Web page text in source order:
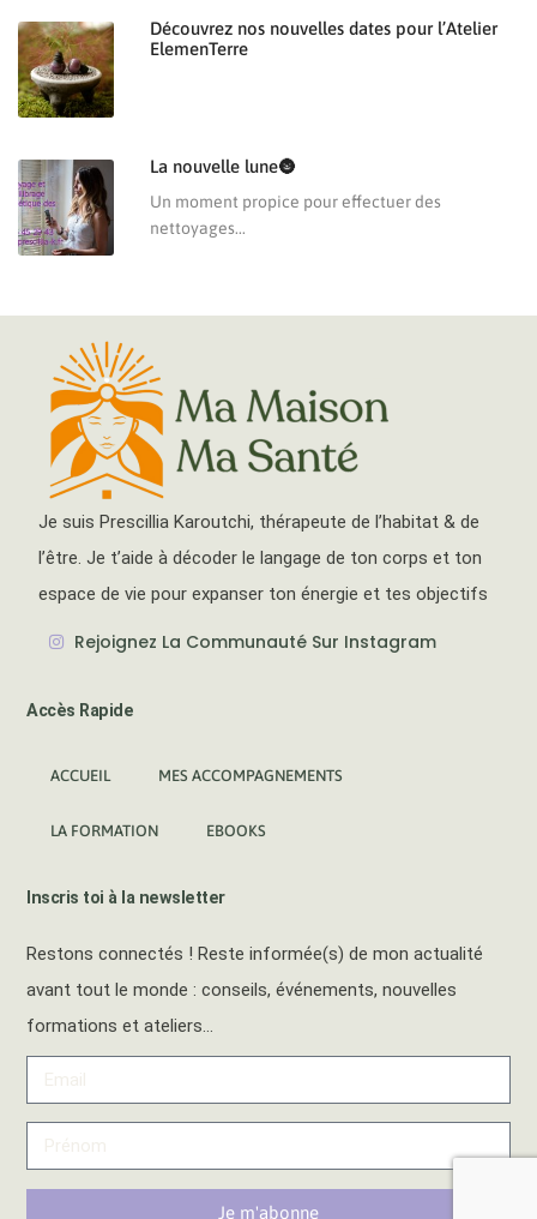
Découvrez nos nouvelles dates pour l’Atelier
ElemenTerre
La nouvelle lune🌚
Un moment propice pour effectuer des
nettoyages...
Je suis Prescillia Karoutchi, thérapeute de l’habitat & de
l’être. Je t’aide à décoder le langage de ton corps et ton
espace de vie pour expanser ton énergie et tes objectifs
Rejoignez La Communauté Sur Instagram
Accès Rapide
ACCUEIL MES ACCOMPAGNEMENTS
LA FORMATION EBOOKS
Inscris toi à la newsletter
Restons connectés ! Reste informée(s) de mon actualité
avant tout le monde : conseils, événements, nouvelles
formations et ateliers…
Je m'abonne